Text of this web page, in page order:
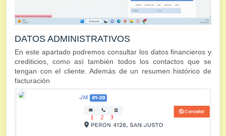
DATOS ADMINISTRATIVOS
En este apartado podremos consultar los datos financieros y
crediticios, como así también todos los contactos que se
tengan con el cliente. Además de un resumen histórico de
facturación